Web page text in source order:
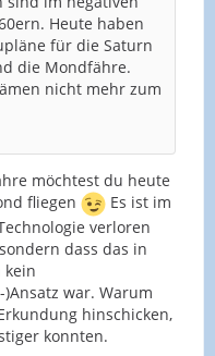
Heute haben
für die Saturn
die Mondfähre.
nicht mehr zum
möchtest du heute
fliegen
Es ist im
verloren
dass das in
kein
war. Warum
hinschicken,
konnten.